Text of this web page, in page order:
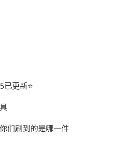
已更新⭐
们刷到的是哪一件